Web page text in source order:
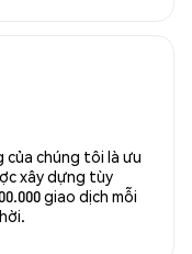
của chúng tôi là ưu
xây dựng tùy
giao dịch mỗi